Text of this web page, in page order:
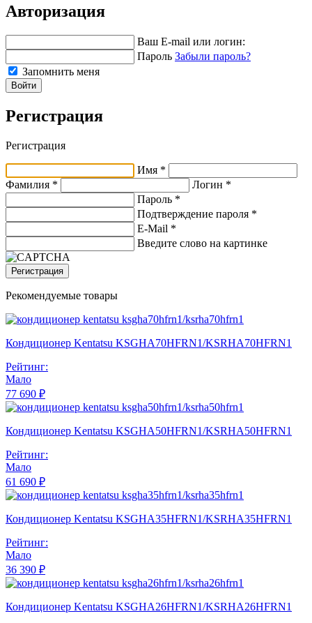
Авторизация
Ваш E-mail или логин:
Пароль Забыли пароль?
Запомнить меня
Войти
Регистрация
Регистрация
Имя *
Фамилия *
Логин *
Пароль *
Подтверждение пароля *
E-Mail *
Введите слово на картинке
Регистрация
Рекомендуемые товары
Кондиционер Kentatsu KSGHA70HFRN1/KSRHA70HFRN1
Рейтинг:
Мало
77 690 ₽
Кондиционер Kentatsu KSGHA50HFRN1/KSRHA50HFRN1
Рейтинг:
Мало
61 690 ₽
Кондиционер Kentatsu KSGHA35HFRN1/KSRHA35HFRN1
Рейтинг:
Мало
36 390 ₽
Кондиционер Kentatsu KSGHA26HFRN1/KSRHA26HFRN1